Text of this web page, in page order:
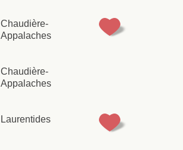
Chaudière-
Appalaches
Chaudière-
Appalaches
Laurentides